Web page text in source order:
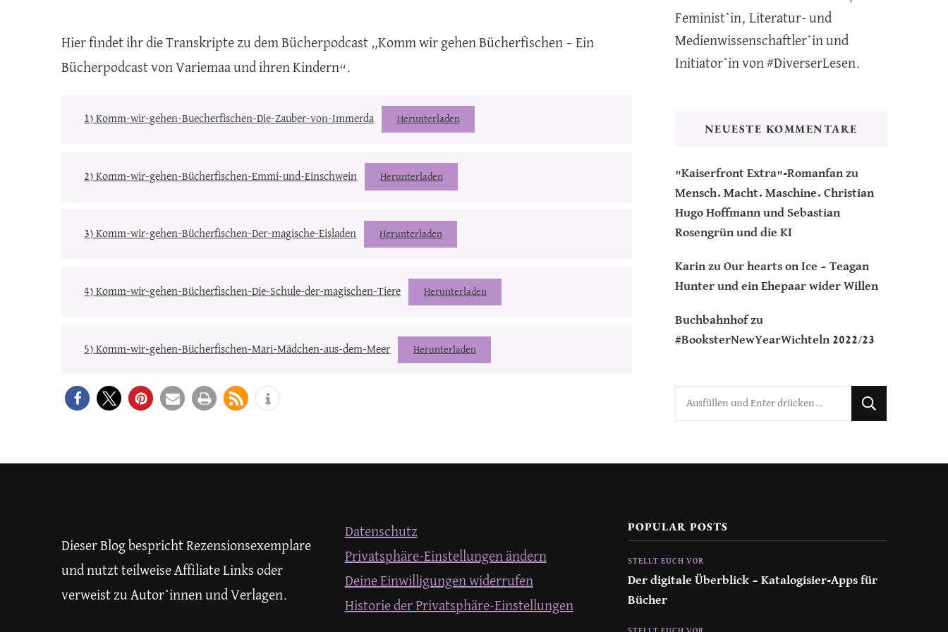
Hier findet ihr die Transkripte zu dem Bücherpodcast „Komm wir gehen Bücherfischen – Ein
Bücherpodcast von Variemaa und ihren Kindern“.
1) Komm-wir-gehen-Buecherfischen-Die-Zauber-von-Immerda Herunterladen
2) Komm-wir-gehen-Bücherfischen-Emmi-und-Einschwein Herunterladen
3) Komm-wir-gehen-Bücherfischen-Der-magische-Eisladen Herunterladen
4) Komm-wir-gehen-Bücherfischen-Die-Schule-der-magischen-Tiere Herunterladen
5) Komm-wir-gehen-Bücherfischen-Mari-Mädchen-aus-dem-Meer Herunterladen
Feminist*in, Literatur- und
Medienwissenschaftler*in und
Initiator*in von #DiverserLesen.
NEUESTE KOMMENTARE
"Kaiserfront Extra"-Romanfan zu
Mensch. Macht. Maschine. Christian
Hugo Hoffmann und Sebastian
Rosengrün und die KI
Karin zu Our hearts on Ice – Teagan
Hunter und ein Ehepaar wider Willen
Buchbahnhofzu
#BooksterNewYearWichteln 2022/23
Suchst
du
Dieser Blog bespricht Rezensionsexemplare
und nutzt teilweise Affiliate Links oder
verweist zu Autor*innen und Verlagen.
Datenschutz
Privatsphäre-Einstellungen ändern
Deine Einwilligungen widerrufen
Historie der Privatsphäre-Einstellungen
POPULAR POSTS
STELLT EUCH VOR
Der digitale Überblick – Katalogisier-Apps für
Bücher